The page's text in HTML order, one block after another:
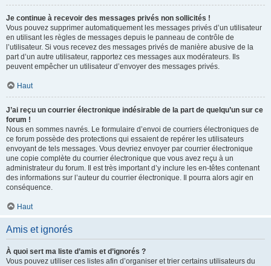
Je continue à recevoir des messages privés non sollicités !
Vous pouvez supprimer automatiquement les messages privés d’un utilisateur
en utilisant les règles de messages depuis le panneau de contrôle de
l’utilisateur. Si vous recevez des messages privés de manière abusive de la
part d’un autre utilisateur, rapportez ces messages aux modérateurs. Ils
peuvent empêcher un utilisateur d’envoyer des messages privés.
Haut
J’ai reçu un courrier électronique indésirable de la part de quelqu’un sur ce
forum !
Nous en sommes navrés. Le formulaire d’envoi de courriers électroniques de
ce forum possède des protections qui essaient de repérer les utilisateurs
envoyant de tels messages. Vous devriez envoyer par courrier électronique
une copie complète du courrier électronique que vous avez reçu à un
administrateur du forum. Il est très important d’y inclure les en-têtes contenant
des informations sur l’auteur du courrier électronique. Il pourra alors agir en
conséquence.
Haut
Amis et ignorés
À quoi sert ma liste d’amis et d’ignorés ?
Vous pouvez utiliser ces listes afin d’organiser et trier certains utilisateurs du